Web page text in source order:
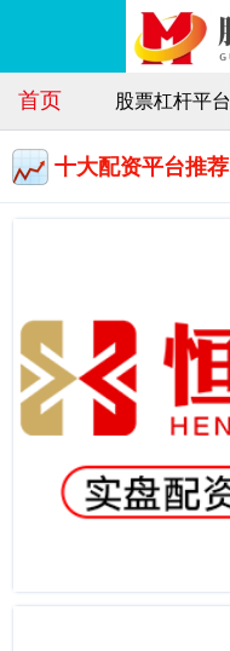
首页 股票杠杆平台
十大配资平台推荐